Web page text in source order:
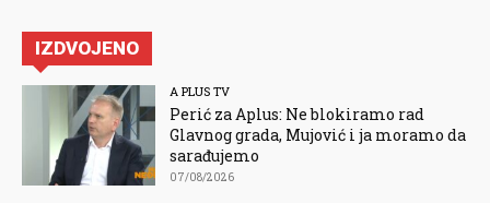
IZDVOJENO
A PLUS TV
Perić za Aplus: Ne blokiramo rad
Glavnog grada, Mujović i ja moramo da
sarađujemo
07/08/2026